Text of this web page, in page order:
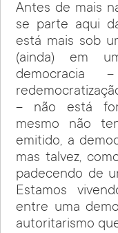
Antes de mais
se parte aqui
está mais sob
(ainda) em
democracia
– não está
mesmo não
emitido, a
mas talvez,
padecendo de
Estamos
entre uma
autoritarismo